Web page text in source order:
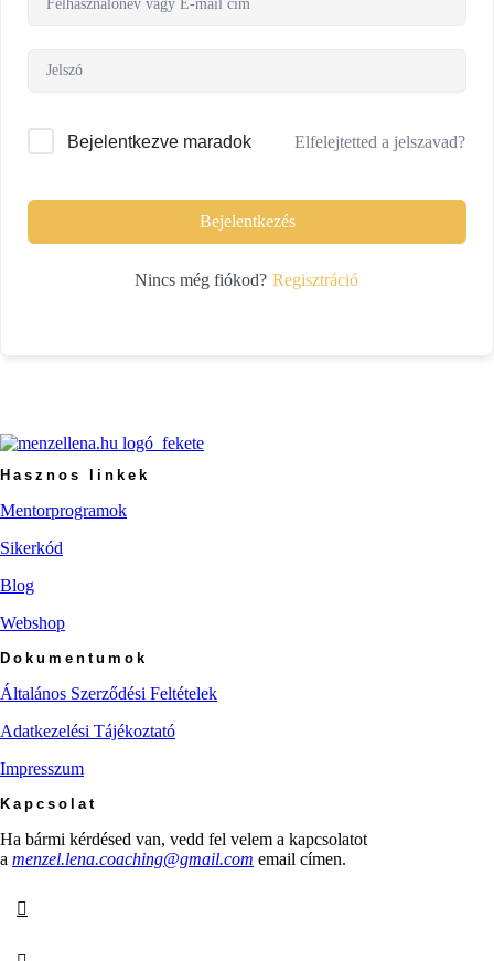
Bejelentkezve maradok Elfelejtetted a jelszavad?
Bejelentkezés
Nincs még fiókod? Regisztráció
Hasznos linkek
Mentorprogramok
Sikerkód
Blog
Webshop
Dokumentumok
Általános Szerződési Feltételek
Adatkezelési Tájékoztató
Impresszum
Kapcsolat
Ha bármi kérdésed van, vedd fel velem a kapcsolatot
a menzel.lena.coaching@gmail.com email címen.